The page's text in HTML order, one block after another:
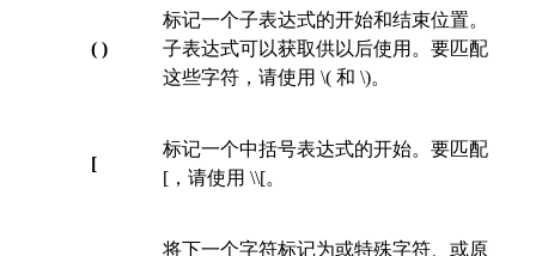
( )
标记一个子表达式的开始和结束位置。
子表达式可以获取供以后使用。要匹配
这些字符，请使用 \( 和 \)。
[
标记一个中括号表达式的开始。要匹配
[，请使用 \\[。
将下一个字符标记为或特殊字符、或原